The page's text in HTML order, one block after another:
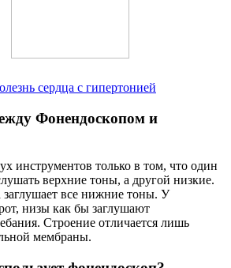
сердца с гипертонией
Фонендоскопом и
инструментов только в том, что один
верхние тоны, а другой низкие.
заглушает все нижние тоны. У
низы как бы заглушают
Строение отличается лишь
мембраны.